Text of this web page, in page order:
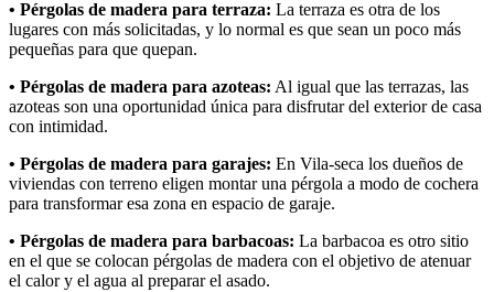
• Pérgolas de madera para terraza: La terraza es otra de los
lugares con más solicitadas, y lo normal es que sean un poco más
pequeñas para que quepan.
• Pérgolas de madera para azoteas: Al igual que las terrazas, las
azoteas son una oportunidad única para disfrutar del exterior de casa
con intimidad.
• Pérgolas de madera para garajes: En Vila-seca los dueños de
viviendas con terreno eligen montar una pérgola a modo de cochera
para transformar esa zona en espacio de garaje.
• Pérgolas de madera para barbacoas: La barbacoa es otro sitio
en el que se colocan pérgolas de madera con el objetivo de atenuar
el calor y el agua al preparar el asado.